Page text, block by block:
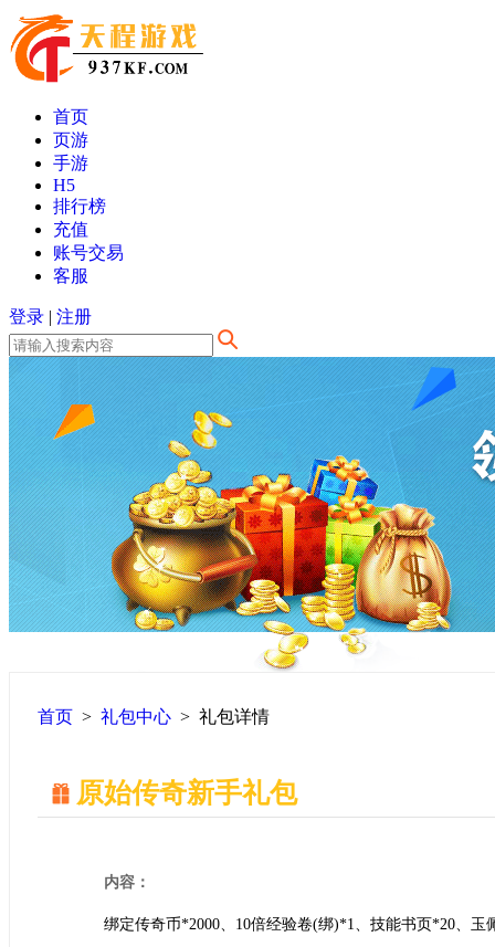
首页
页游
手游
H5
排行榜
充值
账号交易
客服
登录 | 注册
首页 > 礼包中心 > 礼包详情
原始传奇新手礼包
内容：
绑定传奇币*2000、10倍经验卷(绑)*1、技能书页*20、玉